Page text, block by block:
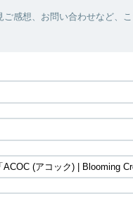
感想、お問い合わせなど、